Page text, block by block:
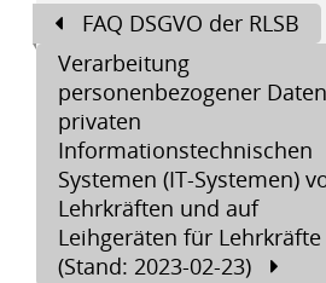
Beitragsnavigation
FAQ DSGVO der RLSB
Verarbeitung
personenbezogener
privaten
Informationstechnischen
Systemen (IT-Systemen)
Lehrkräften und auf
Leihgeräten für Lehrkräfte
(Stand: 2023-02-23)